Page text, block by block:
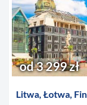
Litwa, Łotwa,
od 3 299 zł